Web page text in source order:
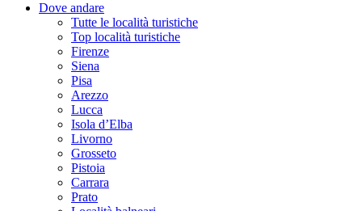
Dove andare
Tutte le località turistiche
Top località turistiche
Firenze
Siena
Pisa
Arezzo
Lucca
Isola d’Elba
Livorno
Grosseto
Pistoia
Carrara
Prato